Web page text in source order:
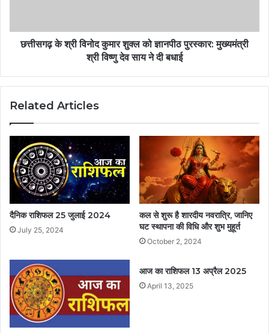
छत्तीसगढ़ के श्री विनोद कुमार शुक्ल को ज्ञानपीठ पुरस्कार: मुख्यमंत्री
श्री विष्णु देव साय ने दी बधाई
Related Articles
दैनिक राशिफल 25 जुलाई 2024
July 25, 2024
कल से शुरू है शारदीय नवरात्रि, जानिए
घट स्थापना की विधि और शुभ मुहूर्त
October 2, 2024
आज का राशिफल 13 अप्रैल 2025
April 13, 2025